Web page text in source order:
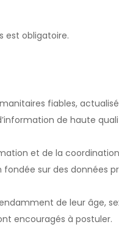
est obligatoire.
fiables,
de haute
et de la
fondée sur des données
de leur âge,
encouragés à postuler.